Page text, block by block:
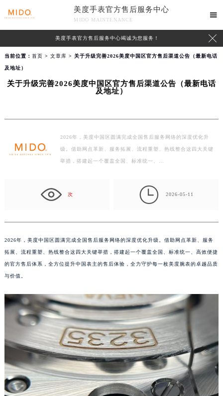
美度手表官方售后服务中心
MIDO MAINTENANCE

美度手表官方售后服务中心竭诚为您服务！ 
当前位置： 首页 > 文章库 > 关于升级完善2026美度中国区官方售后渠道公告（最新电话
及地址）
关于升级完善2026美度中国区官方售后渠道公告（最新电话
及地址）
2026年，美度中国区圆满完成全国售后服务网络的深度优化升
级。借助网点革新、服务拓展、流程重塑、热线整合这四大关键
举措，搭建起一个覆盖全国、标准统一、…
次  2026-05-11
2026年，美度中国区圆满完成全国售后服务网络的深度优化升级。借助网点革新、服务
拓展、流程重塑、热线整合这四大关键举措，搭建起一个覆盖全国、标准统一、高效便捷
的官方售后体系，全方位提升中国表主的售后体验，全力守护每一枚美度腕表的卓越品质
与价值。